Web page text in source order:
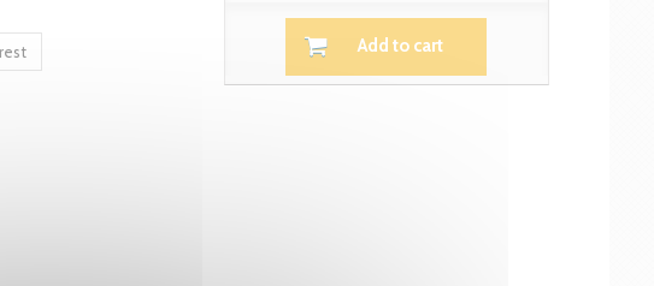
Add to cart